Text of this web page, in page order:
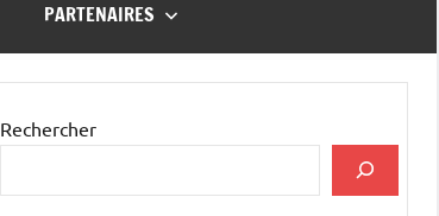
PARTENAIRES
Rechercher